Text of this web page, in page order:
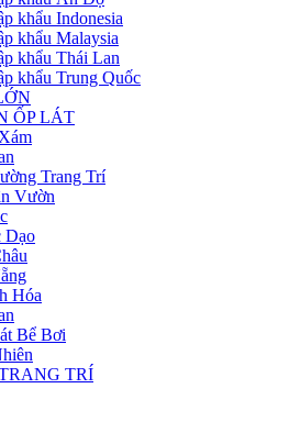
khẩu Indonesia
khẩu Malaysia
khẩu Thái Lan
khẩu Trung Quốc
ỐP LÁT
Trang Trí
Vườn
Dạo
Hóa
Bể Bơi
TRÍ